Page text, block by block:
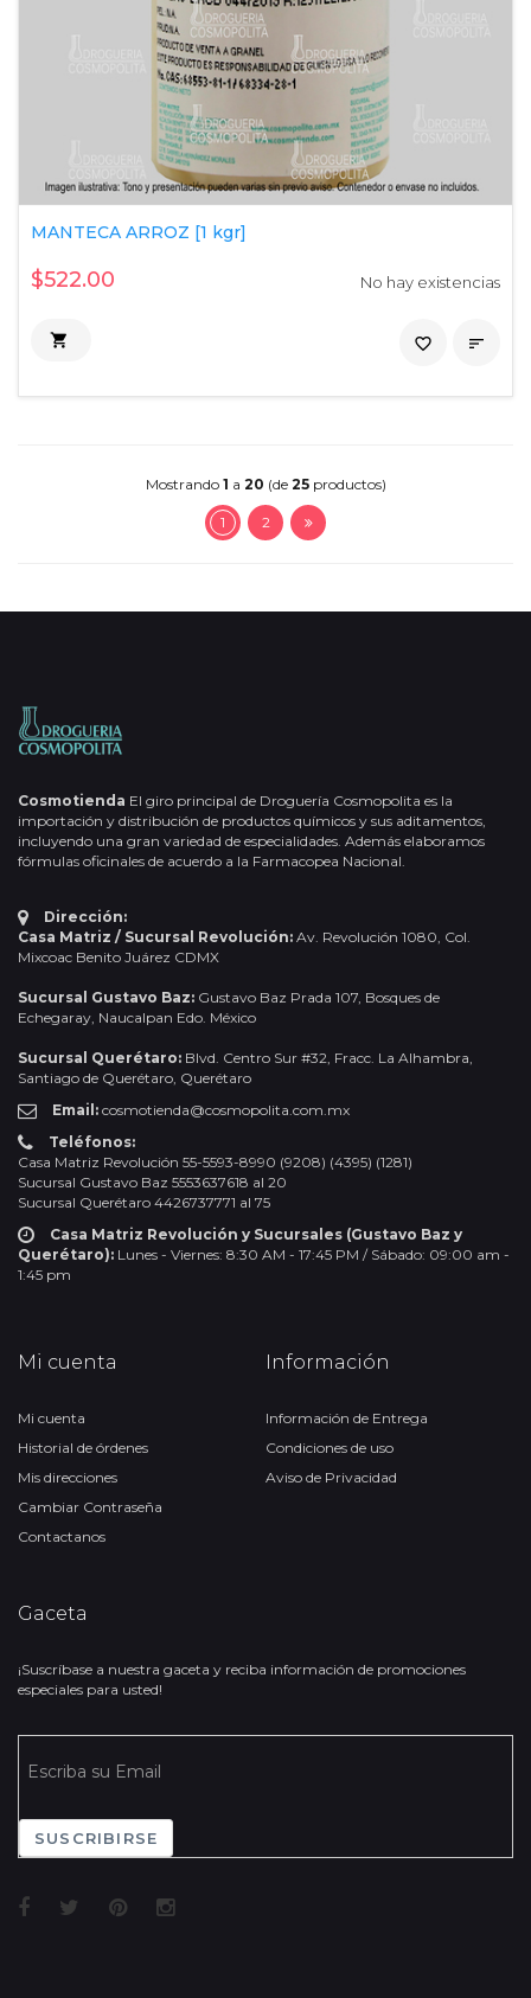
MANTECA ARROZ [1 kgr]
$522.00 No hay existencias
 
favorite_border
Mostrando 1 a 20 (de 25productos)
1 2
Cosmotienda El giro principal de Droguería Cosmopolita es la
importación y distribución de productos químicos y sus aditamentos,
incluyendo una gran variedad de especialidades. Además elaboramos
fórmulas oficinales de acuerdo a la Farmacopea Nacional.
Dirección:
Casa Matriz / Sucursal Revolución: Av. Revolución 1080, Col.
Mixcoac Benito Juárez CDMX
Sucursal Gustavo Baz: Gustavo Baz Prada 107, Bosques de
Echegaray, Naucalpan Edo. México
Sucursal Querétaro: Blvd. Centro Sur #32, Fracc. La Alhambra,
Santiago de Querétaro, Querétaro
Email: cosmotienda@cosmopolita.com.mx
Teléfonos:
Casa Matriz Revolución 55-5593-8990 (9208) (4395) (1281)
Sucursal Gustavo Baz 5553637618 al 20
Sucursal Querétaro 4426737771 al 75
Casa Matriz Revolución y Sucursales (Gustavo Baz y
Querétaro): Lunes - Viernes: 8:30 AM - 17:45 PM / Sábado: 09:00 am -
1:45 pm
Mi cuenta
Mi cuenta
Historial de órdenes
Mis direcciones
Cambiar Contraseña
Contactanos
Información
Información de Entrega
Condiciones de uso
Aviso de Privacidad
Gaceta
¡Suscríbase a nuestra gaceta y reciba información de promociones
especiales para usted!
SUSCRIBIRSE